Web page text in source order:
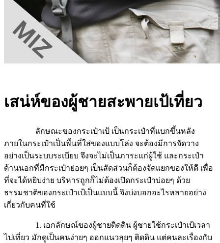
เสน่ห์ของผู้ชายสะพายเป้เที่ยว
ลักษณะของกระเป๋าเป้ เป็นกระเป๋าที่แบกขึ้นหลัง
ภายในกระเป๋าเป็นพื้นที่ใส่ของแบบโล่ง จะต้องมีการจัดวาง
อย่างเป็นระบบระเบียบ จึงจะไม่เป็นภาระแก่ผู้ใช้ และกระเป๋า
ด้านนอกที่มีกระเป๋าย่อยๆ เป็นสัดส่วนก็ต้องจัดแยกของให้ดี เพื่อ
ที่จะได้หยิบง่าย บริหารถูกก็ไม่ต้องเปิดกระเป๋าบ่อยๆ ด้วย
ธรรมชาติของกระเป๋าเป้เป็นแบบนี้ จึงบ่งบอกอะไรหลายอย่าง
เกี่ยวกับคนที่ใช้
1. เอกลักษณ์ของผู้ชายติดดิน ผู้ชายใช้กระเป๋าเป้เวลา
ไปเที่ยว มักดูเป็นคนง่ายๆ ออกแนวลุยๆ ติดดิน แต่คนละเรื่องกับ